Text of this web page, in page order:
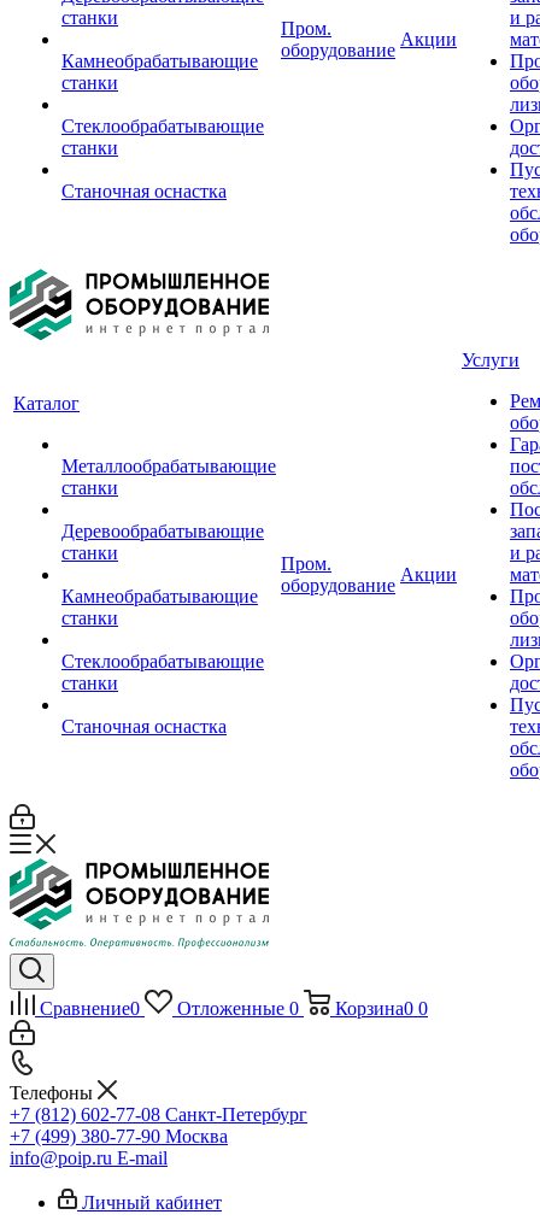
станки
Камнеобрабатывающие
станки
Стеклообрабатывающие
станки
Станочная оснастка
Пром.
оборудование
Акции
и
Каталог
Металлообрабатывающие
станки
Деревообрабатывающие
станки
Камнеобрабатывающие
станки
Стеклообрабатывающие
станки
Станочная оснастка
Пром.
оборудование
Акции
Услуги
и
Сравнение0 Отложенные 0 Корзина0 0
Телефоны
+7 (812) 602-77-08 Санкт-Петербург
+7 (499) 380-77-90 Москва
info@poip.ru E-mail
Личный кабинет